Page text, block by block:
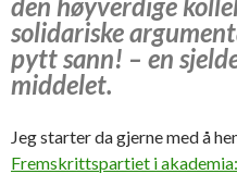
solidariske
pytt sann! – en
middelet.
Jeg starter da gjerne med å
Fremskrittspartiet i